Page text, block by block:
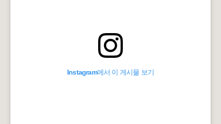
Instagram에서 이 게시물 보기